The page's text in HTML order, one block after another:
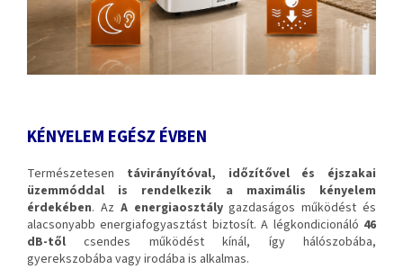
KÉNYELEM EGÉSZ ÉVBEN
Természetesen távirányítóval, időzítővel és éjszakai
üzemmóddal is rendelkezik a maximális kényelem
érdekében. Az A energiaosztálygazdaságos működést és
alacsonyabb energiafogyasztást biztosít. A légkondicionáló 46
dB-től csendes működést kínál, így hálószobába,
gyerekszobába vagy irodába is alkalmas.